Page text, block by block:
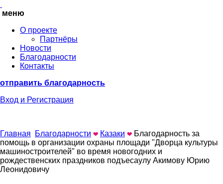
меню
О проекте
Партнёры
Новости
Благодарности
Контакты
отправить благодарность
Вход и Регистрация
Главная Благодарности Казаки
Благодарность за
помощь в организации охраны площади "Дворца культуры
машиностроителей" во время новогодних и
рождественских праздников подъесаулу Акимову Юрию
Леонидовичу